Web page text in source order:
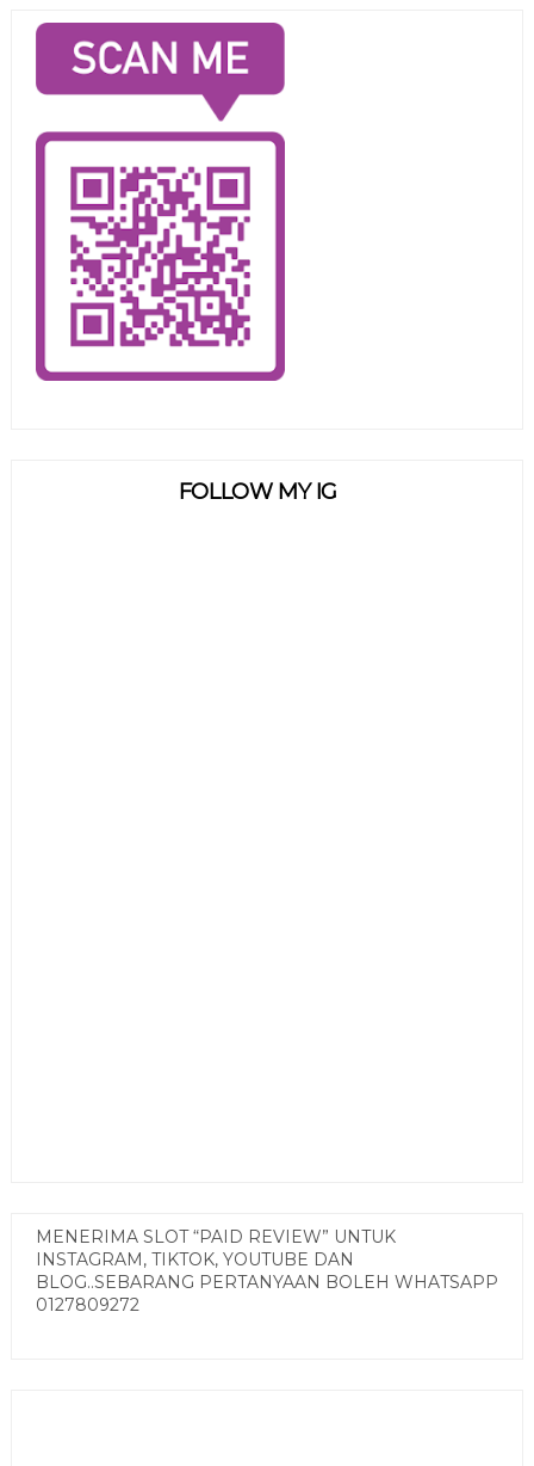
FOLLOW MY IG
MENERIMA SLOT “PAID REVIEW” UNTUK
INSTAGRAM, TIKTOK, YOUTUBE DAN
BLOG..SEBARANG PERTANYAAN BOLEH WHATSAPP
0127809272